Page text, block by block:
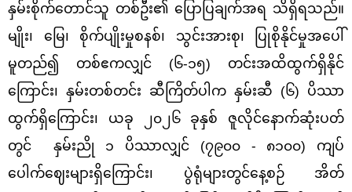
နှမ်းစိုက်တောင်သူ တစ်ဦး၏ ပြောပြချက်အရ သိရှိရသည်။
မျိုး၊ မြေ၊ စိုက်ပျိုးမှုစနစ်၊ သွင်းအားစု၊ ပြုစိုနိုင်မှုအပေါ်
မူတည်၍ တစ်ဧကလျှင် (၆-၁၅) တင်းအထိထွက်ရှိနိုင်
ကြောင်း၊ နှမ်းတစ်တင်း ဆီကြိတ်ပါက နှမ်းဆီ (၆) ပိဿာ
ထွက်ရှိကြောင်း၊ ယခု ၂၀၂၆ ခုနှစ် ဇူလိုင်နောက်ဆုံးပတ်
တွင် နှမ်းညို ၁ ပိဿာလျှင် (၇၉၀၀ - ၈၁၀၀) ကျပ်
ပေါက်ဈေးများရှိကြောင်း၊ ပွဲရုံများတွင်နေ့စဉ် အိတ်